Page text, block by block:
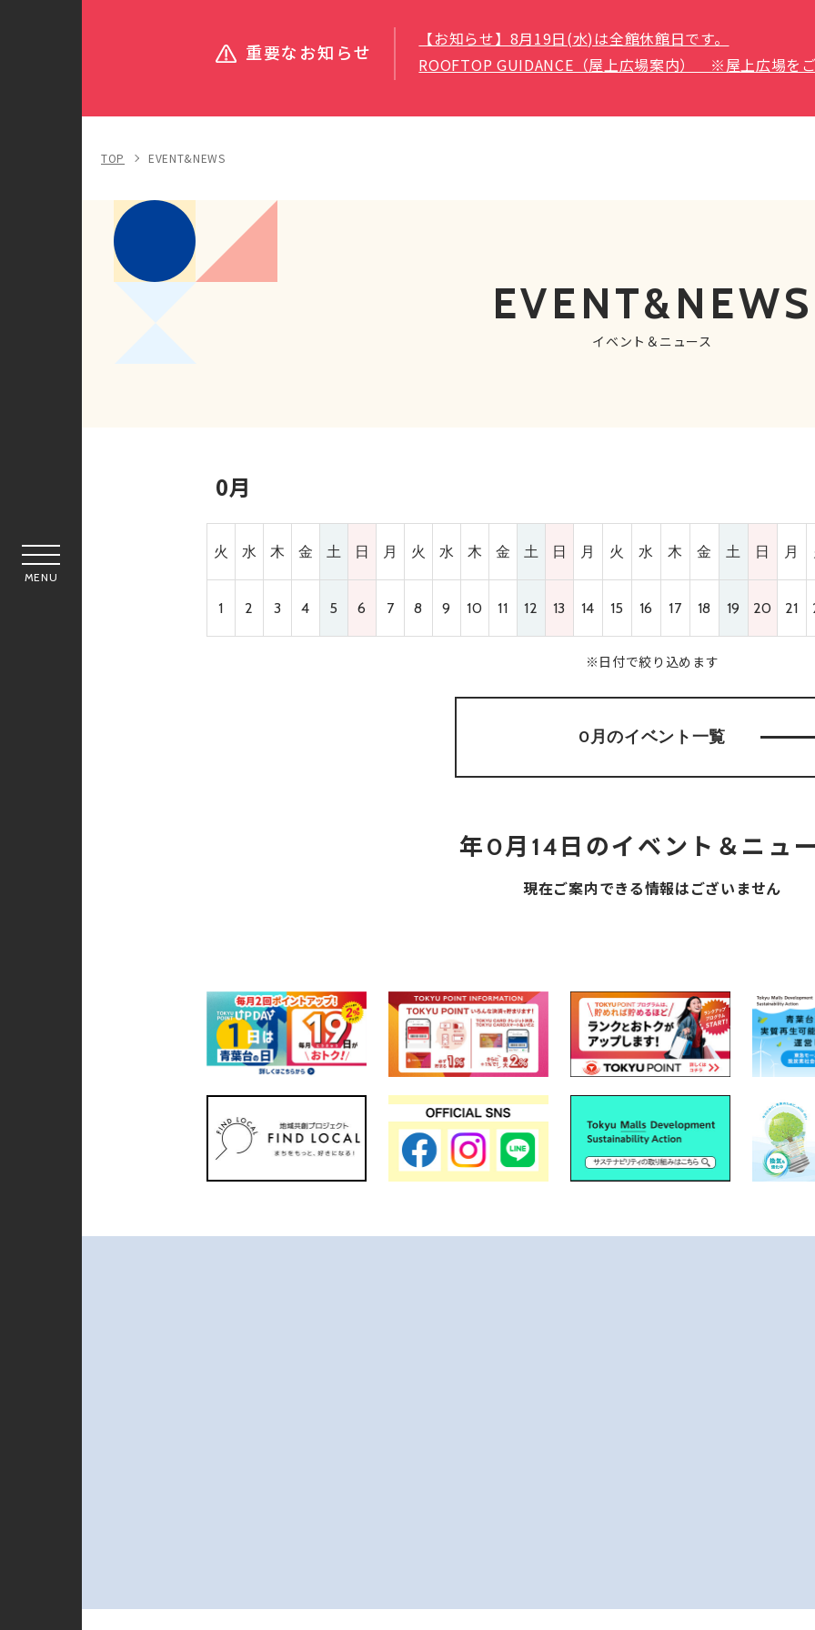
MENU
重要なお知らせ
【お知らせ】8月19日(水)は全館休館日です。
ROOFTOP GUIDANCE（屋上広場案内） ※屋上広場を
TOP EVENT&NEWS
EVENT&NEWS
イベント＆ニュース
0月
火 水 木 金 土 日 月 火 水 木 金 土 日 月 火 水 木 金 土 日 月
1 2 3 4 5 6 7 8 9 10 11 12 13 14 15 16 17 18 19 20 21
※日付で絞り込めます
0月のイベント一覧
年0月14日のイベント＆ニュ
現在ご案内できる情報はございません